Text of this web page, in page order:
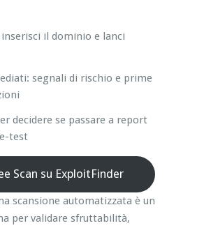
il dominio e lanci
segnali di rischio e prime
decidere se passare a report
test
Scan su ExploitFinder
scansione automatizzata è un
per validare sfruttabilità,